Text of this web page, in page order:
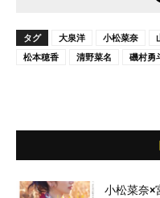
タグ 大泉洋 小松菜奈
松本穂香
清野菜名 磯村勇
小松菜奈×